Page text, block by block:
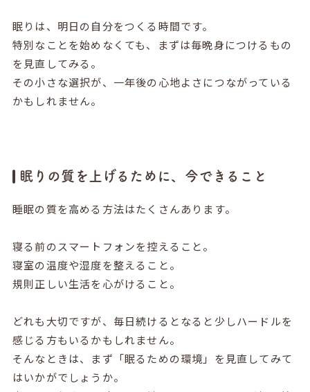
眠りは、明日の自分をつくる時間です。
特別なことを始めなくても、まずは毎晩身につけるもの
を見直してみる。
その小さな選択が、一年後の心地よさにつながっている
かもしれません。
眠りの質を上げるために、今できること
睡眠の質を高める方法はたくさんあります。
寝る前のスマートフォンを控えること。
寝室の温度や湿度を整えること。
規則正しい生活を心がけること。
どれも大切ですが、毎日続けるとなると少しハードルを
感じる方もいるかもしれません。
そんなときは、まず「眠るための環境」を見直してみて
はいかがでしょうか。